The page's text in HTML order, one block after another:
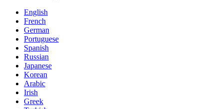
English
French
German
Portuguese
Spanish
Russian
Japanese
Korean
Arabic
Irish
Greek